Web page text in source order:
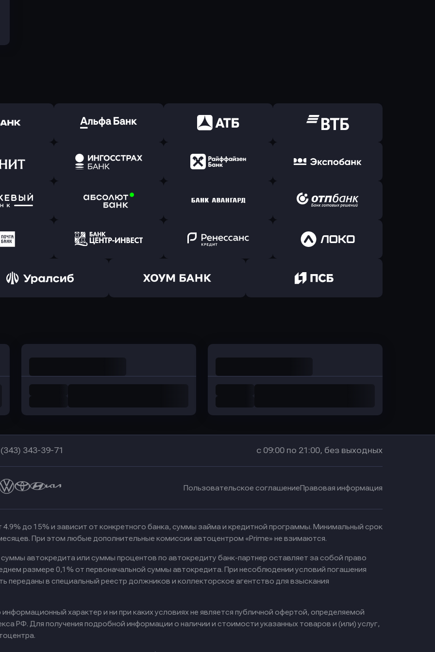
заявку
Оправить заявку
в Альфа-Банк
Оправить заявку
в АТБ Банк
в ВТБ
заявку
Банк
Оправить заявку
в Ингосстрах Банк
в Райффайзен Банк
Оправить заявку
в Экспобанк
заявку
Оправить заявку
в Абсолют Банк
Оправить заявку
в Банк Авангард
Оправить заявку
в ОТП БАНК
заявку
Банк
Оправить заявку
Оправить заявку
в Ренессанс Банк
Оправить заявку
в Локо-Банк
343-39-71 с 09:00 по 21:00, без выходных
Пользовательское соглашениеПравовая информация
4.9% до 15% и зависит от конкретного банка, суммы займа и кредитной программы. Минимальный срок
При этом любые дополнительные комиссии автоцентром «Prime» не взимаются.
автокредита или суммы процентов по автокредиту банк-партнер оставляет за собой право
размере 0,1% от первоначальной суммы автокредита. При несоблюдении условий погашения
переданы в специальный реестр должников и коллекторское агентство для взыскания
характер и ни при каких условиях не является публичной офертой, определяемой
РФ. Для получения подробной информации о наличии и стоимости указанных товаров и (или) услуг,